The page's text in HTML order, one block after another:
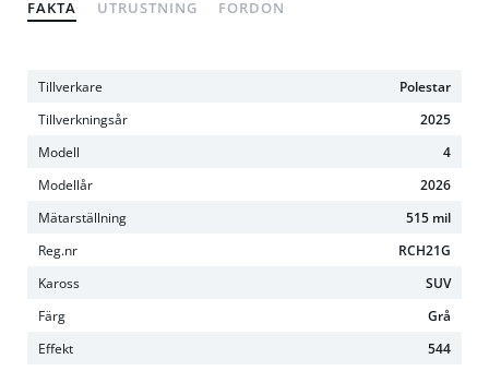
FAKTA UTRUSTNING FORDON
Tillverkare
Polestar
Tillverkningsår
2025
Modell
4
Modellår
2026
Mätarställning
515 mil
Reg.nr
RCH21G
Kaross
SUV
Färg
Grå
Effekt
544